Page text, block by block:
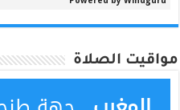
مواقيت الصلاة